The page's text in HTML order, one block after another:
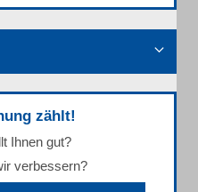
zählt!
Ihnen gut?
verbessern?